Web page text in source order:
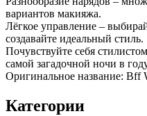
вариантов макияжа.
Лёгкое управление –
создавайте идеальный стиль.
Почувствуйте себя
самой загадочной ночи в
Оригинальное название: Bff
Категории